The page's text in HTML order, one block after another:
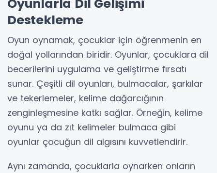
Oyunlarla Dil Gelişimi
Destekleme
Oyun oynamak, çocuklar için öğrenmenin en
doğal yollarından biridir. Oyunlar, çocuklara dil
becerilerini uygulama ve geliştirme fırsatı
sunar. Çeşitli dil oyunları, bulmacalar, şarkılar
ve tekerlemeler, kelime dağarcığının
zenginleşmesine katkı sağlar. Örneğin, kelime
oyunu ya da zıt kelimeler bulmaca gibi
oyunlar çocuğun dil algısını kuvvetlendirir.
Aynı zamanda, çocuklarla oynarken onların